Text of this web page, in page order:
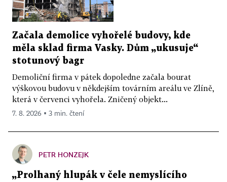
Začala demolice vyhořelé budovy, kde
měla sklad firma Vasky. Dům „ukusuje“
stotunový bagr
Demoliční firma v pátek dopoledne začala bourat
výškovou budovu v někdejším továrním areálu ve Zlíně,
která v červenci vyhořela. Zničený objekt...
7. 8. 2026 ▪ 3 min. čtení
PETR HONZEJK
„Prolhaný hlupák v čele nemyslícího